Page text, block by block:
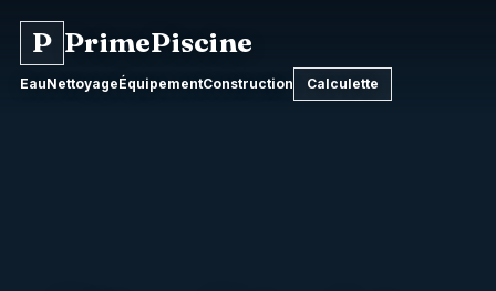
contenu
P PrimePiscine
EauNettoyageÉquipementConstruction Calculette